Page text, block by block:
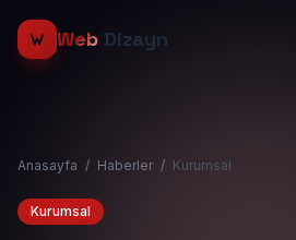
Web Dizayn
Anasayfa / Haberler / Kurumsal
Kurumsal